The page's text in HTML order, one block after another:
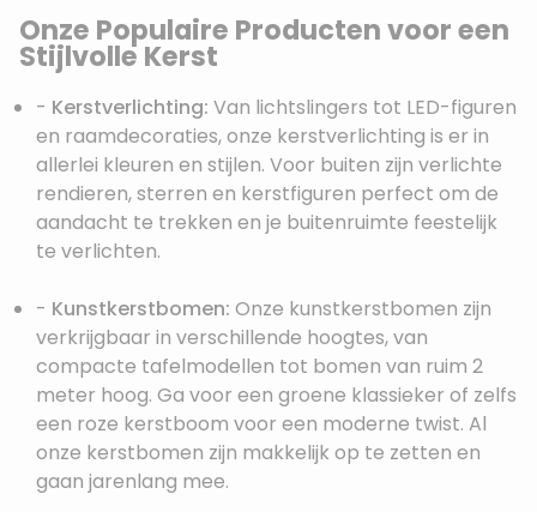
Onze Populaire Producten voor een
Stijlvolle Kerst
- Kerstverlichting: Van lichtslingers tot LED-figuren
en raamdecoraties, onze kerstverlichting is er in
allerlei kleuren en stijlen. Voor buiten zijn verlichte
rendieren, sterren en kerstfiguren perfect om de
aandacht te trekken en je buitenruimte feestelijk
te verlichten.
- Kunstkerstbomen: Onze kunstkerstbomen zijn
verkrijgbaar in verschillende hoogtes, van
compacte tafelmodellen tot bomen van ruim 2
meter hoog. Ga voor een groene klassieker of zelfs
een roze kerstboom voor een moderne twist. Al
onze kerstbomen zijn makkelijk op te zetten en
gaan jarenlang mee.